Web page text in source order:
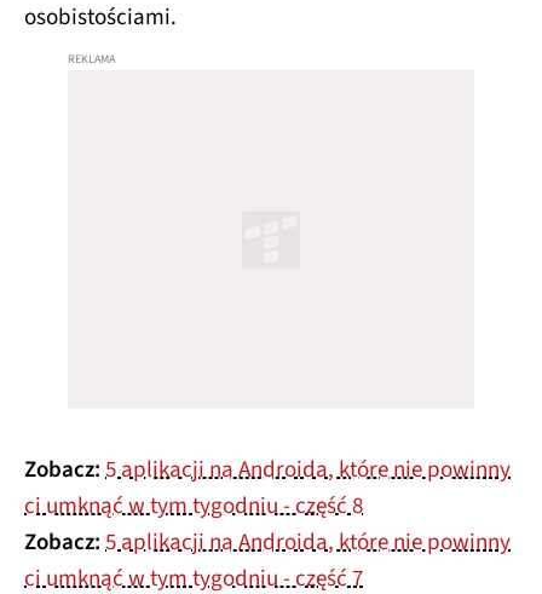
osobistościami.
Zobacz:5 aplikacji na Androida, które nie powinny
ci umknąć w tym tygodniu - część 8
Zobacz:5 aplikacji na Androida, które nie powinny
ci umknąć w tym tygodniu - część 7